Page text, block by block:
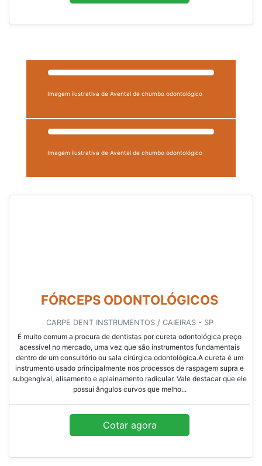
Imagem ilustrativa de Avental de chumbo odontológico
Imagem ilustrativa de Avental de chumbo odontológico
FÓRCEPS ODONTOLÓGICOS
CARPE DENT INSTRUMENTOS / CAIEIRAS - SP
É muito comum a procura de dentistas por cureta odontológica preço
acessível no mercado, uma vez que são instrumentos fundamentais
dentro de um consultório ou sala cirúrgica odontológica.A cureta é um
instrumento usado principalmente nos processos de raspagem supra e
subgengival, alisamento e aplainamento radicular. Vale destacar que ele
possui ângulos curvos que melho...
Cotar agora